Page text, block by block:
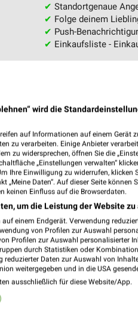
✔ Standortgenaue
✔ Folge deinem
✔ Push-
✔ Einkaufsliste -
Servicezentrum Grassau
9
wird die
auf Informationen auf einem Gerät
zu verarbeiten. Einige Anbieter
zu widersprechen, öffnen Sie die
„Einstellungen verwalten“
Ihre Einwilligung zu widerrufen,
„Meine Daten“. Auf dieser Seite
keinen Einfluss auf die Browserdaten.
um die Leistung der Website
einem Endgerät. Verwendung
von Profilen zur Auswahl
Profilen zur Auswahl personalisierter
durch Statistiken oder
reduzierter Daten zur Auswahl von
weitergegeben und in die USA
ausschließlich für diese Website/App.